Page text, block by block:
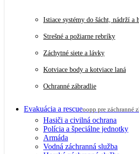
Istiace systémy do šácht, nádrží a
Strešné a požiarne rebríky
Záchytné siete a lávky
Kotviace body a kotviace laná
Ochranné zábradlie
Evakuácia a rescueoopp pre záchranné
Hasiči a civilná ochrana
Polícia a špeciálne jednotky
Armáda
Vodná záchranná služba